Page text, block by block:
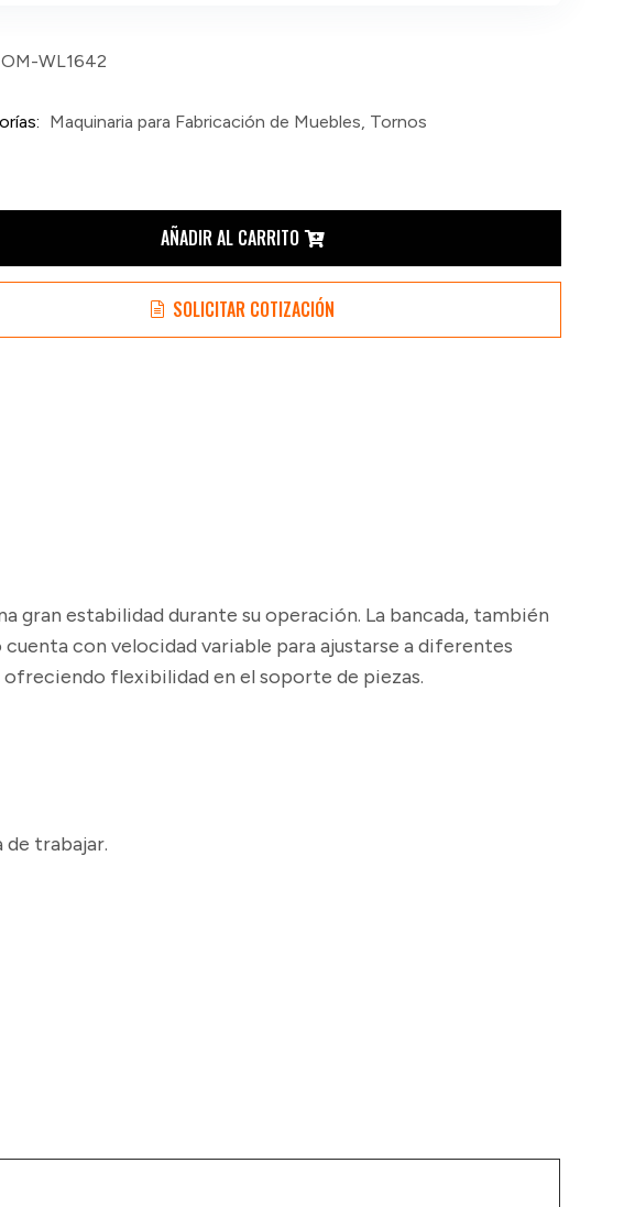
OM-WL1642
Maquinaria para Fabricación de Muebles, Tornos
AÑADIR AL CARRITO
SOLICITAR COTIZACIÓN
estabilidad durante su operación. La bancada, también
con velocidad variable para ajustarse a diferentes
ofreciendo flexibilidad en el soporte de piezas.
de trabajar.